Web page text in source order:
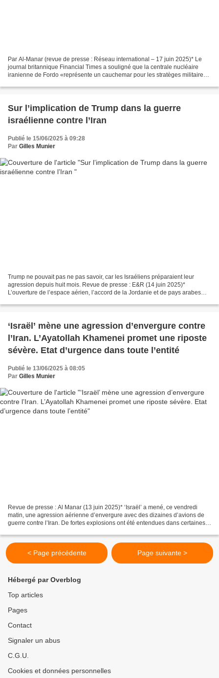
Par Al-Manar (revue de presse : Réseau international – 17 juin 2025)* Le
journal britannique Financial Times a souligné que la centrale nucléaire
iranienne de Fordo «représente un cauchemar pour les stratèges militaires
Sur l’implication de Trump dans la guerre
israélienne contre l’Iran
Publié le 15/06/2025 à 09:28
Par Gilles Munier
Trump ne pouvait pas ne pas savoir, car les Israéliens préparaient leur
agression depuis huit mois. Revue de presse : E&R (14 juin 2025)*
L’ouverture de l’espace aérien, l’accord de la Jordanie et de pays arabes
‘Israël’ mène une agression d’envergure contre
l’Iran. L’Ayatollah Khamenei promet une riposte
sévère. Etat d’urgence dans toute l’entité
Publié le 13/06/2025 à 08:05
Par Gilles Munier
Revue de presse : Al Manar (13 juin 2025)* ‘Israël’ a mené, ce vendredi
matin, une agression aérienne d’envergure avec des dizaines d’avions de
guerre contre l’Iran. De fortes explosions ont été entendues dans certaines
< Page précédente Page suivante >
Hébergé par Overblog
Top articles
Pages
Contact
Signaler un abus
C.G.U.
Cookies et données personnelles